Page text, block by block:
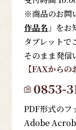
※商品のお問
作品名 」をお
タブレットで
そのまま発信
【FAXからの
0853-
PDF形式のフ
Adobe